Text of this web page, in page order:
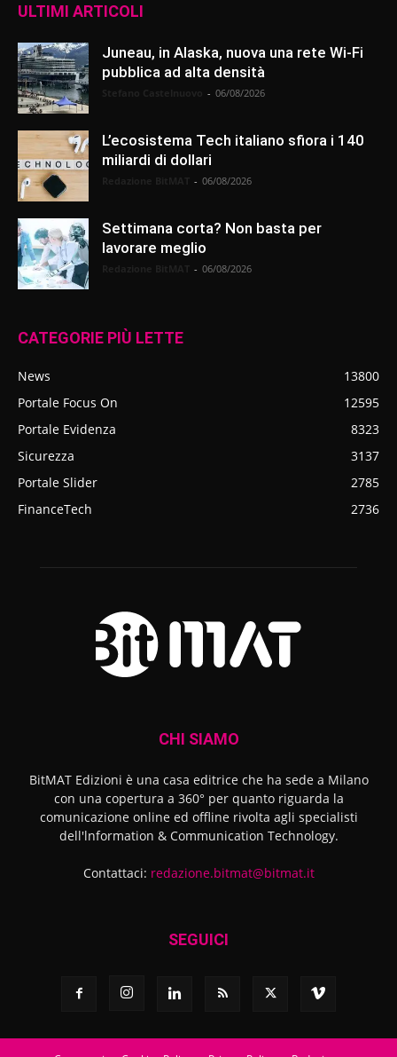
ULTIMI ARTICOLI
Juneau, in Alaska, nuova una rete Wi-Fi
pubblica ad alta densità
- 06/08/2026
L’ecosistema Tech italiano sfiora i 140
miliardi di dollari
- 06/08/2026
Settimana corta? Non basta per
lavorare meglio
- 06/08/2026
CATEGORIE PIÙ LETTE
News
13800
Portale Focus On
12595
Portale Evidenza
8323
Sicurezza
3137
Portale Slider
2785
FinanceTech
2736
CHI SIAMO
BitMAT Edizioni è una casa editrice che ha sede a Milano
con una copertura a 360° per quanto riguarda la
comunicazione online ed offline rivolta agli specialisti
dell'lnformation & Communication Technology.
Contattaci: redazione.bitmat@bitmat.it
SEGUICI